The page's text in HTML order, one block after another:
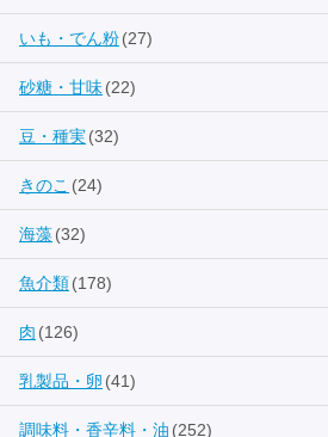
いも・でん粉(27)
砂糖・甘味(22)
豆・種実(32)
きのこ (24)
海藻(32)
魚介類(178)
肉 (126)
乳製品・卵 (41)
調味料・香辛料・油 (252)